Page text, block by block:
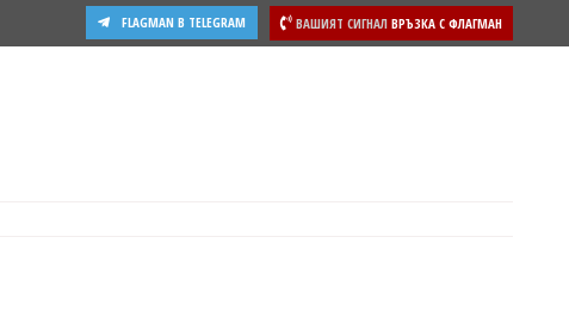
ВАШИЯТ СИГНАЛ ВРЪЗКА С ФЛАГМАН
FLAGMAN В TELEGRAM